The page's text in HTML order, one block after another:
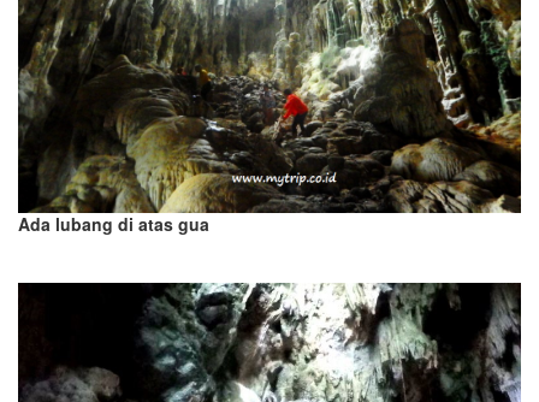
Ada lubang di atas gua